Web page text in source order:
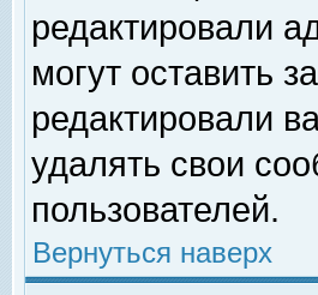
редактировали
могут оставить
редактировали
удалять свои
пользователей.
Вернуться наверх